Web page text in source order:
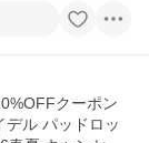
クーポン
ロッ